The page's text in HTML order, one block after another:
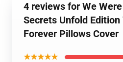
4 reviews for We
Secrets Unfold Edition
Forever Pillows Cover
★★★★★